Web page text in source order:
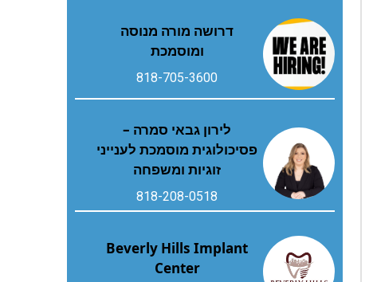
דרושה מורה מנוסה
ומוסמכת
818-705-3600
לירון גבאי סמרה –
פסיכולוגית מוסמכת לענייני
זוגיות ומשפחה
818-208-0518
Beverly Hills Implant
Center